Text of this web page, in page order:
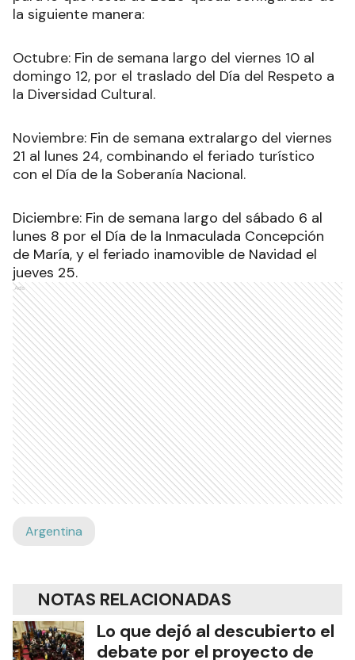
la siguiente manera:
Octubre: Fin de semana largo del viernes 10 al
domingo 12, por el traslado del Día del Respeto a
la Diversidad Cultural.
Noviembre: Fin de semana extralargo del viernes
21 al lunes 24, combinando el feriado turístico
con el Día de la Soberanía Nacional.
Diciembre: Fin de semana largo del sábado 6 al
lunes 8 por el Día de la Inmaculada Concepción
de María, y el feriado inamovible de Navidad el
jueves 25.
Ads
Argentina
NOTAS RELACIONADAS
Lo que dejó al descubierto el
debate por el proyecto de